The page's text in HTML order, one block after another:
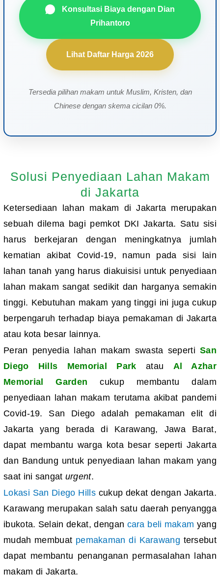
Konsultasi Biaya dengan Dian
Prihantoro
Lihat Daftar Harga 2026
Tersedia pilihan makam untuk Muslim, Kristen, dan
Chinese dengan skema cicilan 0%.
Solusi Penyediaan Lahan Makam
di Jakarta
Ketersediaan lahan makam di Jakarta merupakan
sebuah dilema bagi pemkot DKI Jakarta. Satu sisi
harus berkejaran dengan meningkatnya jumlah
kematian akibat Covid-19, namun pada sisi lain
lahan tanah yang harus diakuisisi untuk penyediaan
lahan makam sangat sedikit dan harganya semakin
tinggi. Kebutuhan makam yang tinggi ini juga cukup
berpengaruh terhadap biaya pemakaman di Jakarta
atau kota besar lainnya.
Peran penyedia lahan makam swasta sepertiSan
Diego Hills Memorial Park atau Al Azhar
Memorial Garden cukup membantu dalam
penyediaan lahan makam terutama akibat pandemi
Covid-19. San Diego adalah pemakaman elit di
Jakarta yang berada di Karawang, Jawa Barat,
dapat membantu warga kota besar seperti Jakarta
dan Bandung untuk penyediaan lahan makam yang
saat ini sangat urgent.
Lokasi San Diego Hillscukup dekat dengan Jakarta.
Karawang merupakan salah satu daerah penyangga
ibukota. Selain dekat, dengan cara beli makam yang
mudah membuat pemakaman di Karawang tersebut
dapat membantu penanganan permasalahan lahan
makam di Jakarta.